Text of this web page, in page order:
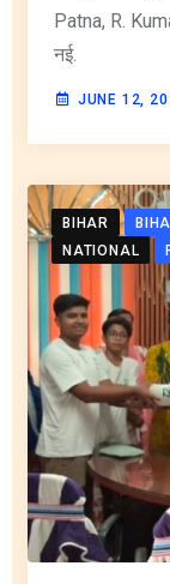
Patna, R.
नई.
JUNE 12,
BIHAR
NATIONAL